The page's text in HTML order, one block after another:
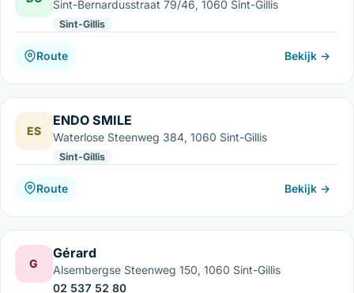
Sint-Bernardusstraat 79/46, 1060 Sint-Gillis
Sint-Gillis
Route Bekijk →
ES
ENDO SMILE
Waterlose Steenweg 384, 1060 Sint-Gillis
Sint-Gillis
Route Bekijk →
G
Gérard
Alsembergse Steenweg 150, 1060 Sint-Gillis
02 537 52 80